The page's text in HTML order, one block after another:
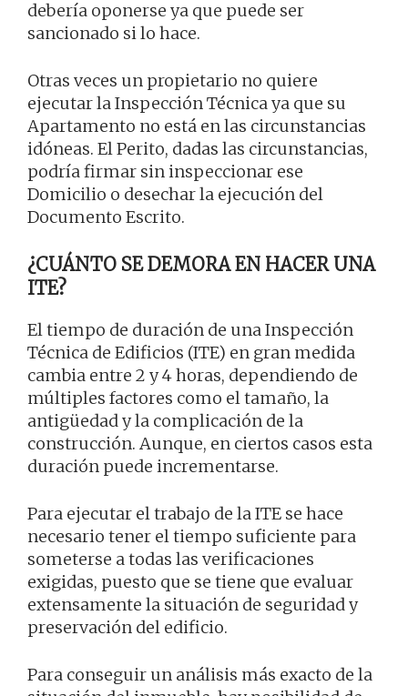
debería oponerse ya que puede ser
sancionado si lo hace.
Otras veces un propietario no quiere
ejecutar la Inspección Técnica ya que su
Apartamento no está en las circunstancias
idóneas. El Perito, dadas las circunstancias,
podría firmar sin inspeccionar ese
Domicilio o desechar la ejecución del
Documento Escrito.
¿CUÁNTO SE DEMORA EN HACER UNA
ITE?
El tiempo de duración de una Inspección
Técnica de Edificios (ITE) en gran medida
cambia entre 2 y 4 horas, dependiendo de
múltiples factores como el tamaño, la
antigüedad y la complicación de la
construcción. Aunque, en ciertos casos esta
duración puede incrementarse.
Para ejecutar el trabajo de la ITE se hace
necesario tener el tiempo suficiente para
someterse a todas las verificaciones
exigidas, puesto que se tiene que evaluar
extensamente la situación de seguridad y
preservación del edificio.
Para conseguir un análisis más exacto de la